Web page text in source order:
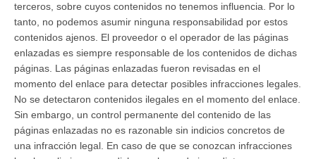
terceros, sobre cuyos contenidos no tenemos influencia. Por lo
tanto, no podemos asumir ninguna responsabilidad por estos
contenidos ajenos. El proveedor o el operador de las páginas
enlazadas es siempre responsable de los contenidos de dichas
páginas. Las páginas enlazadas fueron revisadas en el
momento del enlace para detectar posibles infracciones legales.
No se detectaron contenidos ilegales en el momento del enlace.
Sin embargo, un control permanente del contenido de las
páginas enlazadas no es razonable sin indicios concretos de
una infracción legal. En caso de que se conozcan infracciones